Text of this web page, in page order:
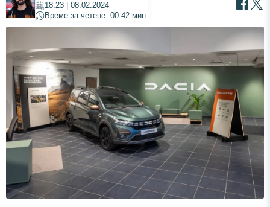
18:23 | 08.02.2024
Време за четене: 00:42 мин.